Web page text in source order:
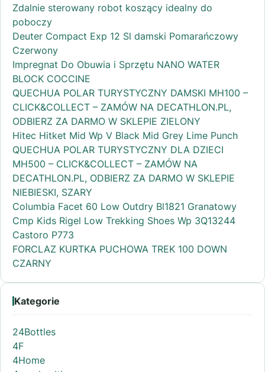
Zdalnie sterowany robot koszący idealny do
poboczy
Deuter Compact Exp 12 Sl damski Pomarańczowy
Czerwony
Impregnat Do Obuwia i Sprzętu NANO WATER
BLOCK COCCINE
QUECHUA POLAR TURYSTYCZNY DAMSKI MH100 –
CLICK&COLLECT – ZAMÓW NA DECATHLON.PL,
ODBIERZ ZA DARMO W SKLEPIE ZIELONY
Hitec Hitket Mid Wp V Black Mid Grey Lime Punch
QUECHUA POLAR TURYSTYCZNY DLA DZIECI
MH500 – CLICK&COLLECT – ZAMÓW NA
DECATHLON.PL, ODBIERZ ZA DARMO W SKLEPIE
NIEBIESKI, SZARY
Columbia Facet 60 Low Outdry Bl1821 Granatowy
Cmp Kids Rigel Low Trekking Shoes Wp 3Q13244
Castoro P773
FORCLAZ KURTKA PUCHOWA TREK 100 DOWN
CZARNY
Kategorie
24Bottles
4F
4Home